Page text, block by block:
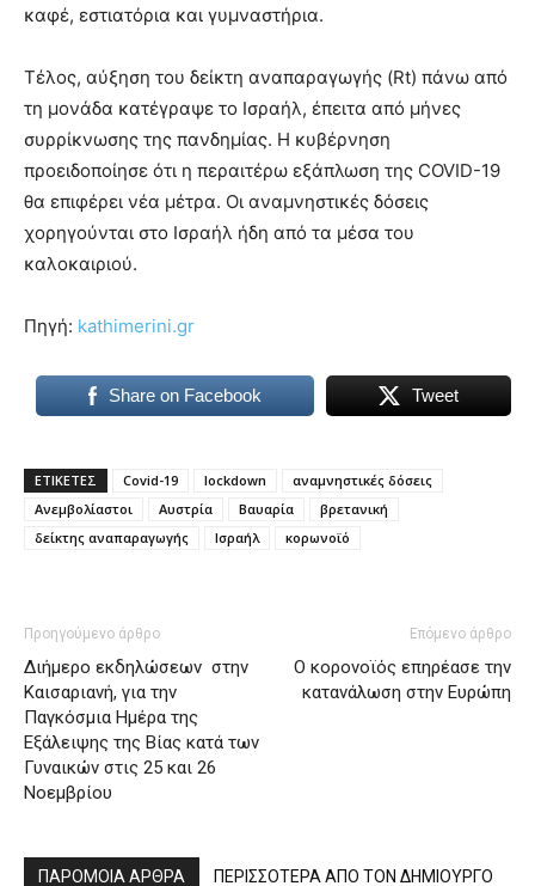
καφέ, εστιατόρια και γυμναστήρια.
Tέλος, αύξηση του δείκτη αναπαραγωγής (Rt) πάνω από
τη μονάδα κατέγραψε το Ισραήλ, έπειτα από μήνες
συρρίκνωσης της πανδημίας. Η κυβέρνηση
προειδοποίησε ότι η περαιτέρω εξάπλωση της COVID-19
θα επιφέρει νέα μέτρα. Οι αναμνηστικές δόσεις
χορηγούνται στο Ισραήλ ήδη από τα μέσα του
καλοκαιριού.
Πηγή: kathimerini.gr
Share on Facebook Tweet
ΕΤΙΚΕΤΕΣ Covid-19 lockdown
αναμνηστικές δόσεις
Ανεμβολίαστοι
Αυστρία Βαυαρία
βρετανική
δείκτης αναπαραγωγής
Ισραήλ κορωνοϊό
Προηγούμενο άρθρο
Διήμερο εκδηλώσεων στην
Καισαριανή, για την
Παγκόσμια Ημέρα της
Εξάλειψης της Βίας κατά των
Γυναικών στις 25 και 26
Νοεμβρίου
Επόμενο άρθρο
O κορονοϊός επηρέασε την
κατανάλωση στην Ευρώπη
ΠΑΡΟΜΟΙΑ ΑΡΘΡΑ ΠΕΡΙΣΣΟΤΕΡΑ ΑΠΟ ΤΟΝ ΔΗΜΙΟΥΡΓΟ